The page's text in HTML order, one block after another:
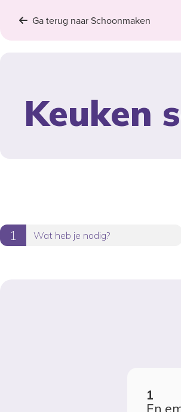
Ga terug naar Schoonmaken
Keuken
Wat heb je nodig?
En